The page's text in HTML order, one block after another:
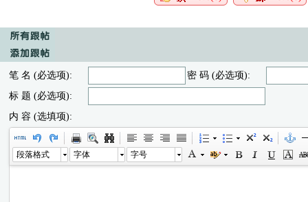
笔 名 (必选项):
密 码 (必选项):
标 题 (必选项):
内 容 (选填项):
段落格式 字体 字号